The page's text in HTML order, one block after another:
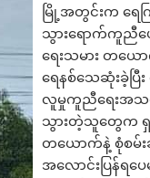
မြို့အတွင်းက ရေက
သွားရောက်ကူညီ
ရေးသမား တယ
ရေနစ်သေဆုံးခဲ့ပ
လူမှုကူညီရေးအသ
သွားတဲ့သူတွေက ရှ
တယောက်နဲ့ စုံစမ်
အလောင်းပြန်ရ